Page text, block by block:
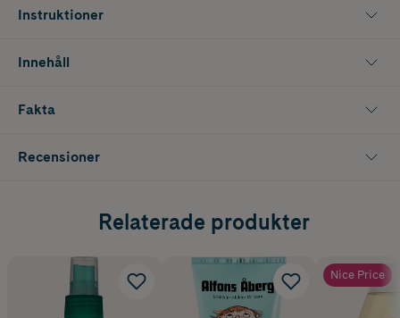
Instruktioner
Innehåll
Fakta
Recensioner
Relaterade produkter
Nice Price